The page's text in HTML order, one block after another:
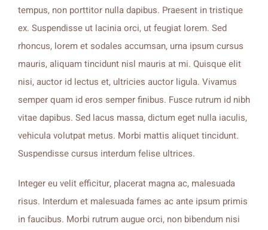
tempus, non porttitor nulla dapibus. Praesent in tristique
ex. Suspendisse ut lacinia orci, ut feugiat lorem. Sed
rhoncus, lorem et sodales accumsan, urna ipsum cursus
mauris, aliquam tincidunt nisl mauris at mi. Quisque elit
nisi, auctor id lectus et, ultricies auctor ligula. Vivamus
semper quam id eros semper finibus. Fusce rutrum id nibh
vitae dapibus. Sed lacus massa, dictum eget nulla iaculis,
vehicula volutpat metus. Morbi mattis aliquet tincidunt.
Suspendisse cursus interdum felise ultrices.
Integer eu velit efficitur, placerat magna ac, malesuada
risus. Interdum et malesuada fames ac ante ipsum primis
in faucibus. Morbi rutrum augue orci, non bibendum nisi